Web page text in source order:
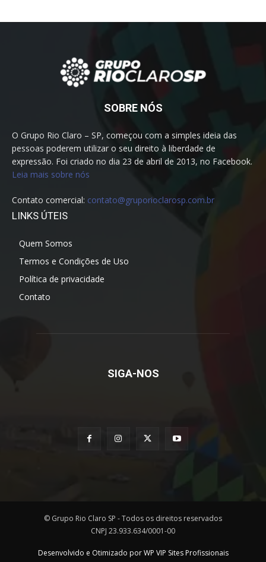
SOBRE NÓS
O Grupo Rio Claro – SP, começou com a simples ideia das
pessoas poderem utilizar o seu direito à liberdade de
expressão. Foi criado no dia 23 de abril de 2013, no Facebook.
Leia mais sobre nós
Contato comercial: contato@gruporioclarosp.com.br
LINKS ÚTEIS
Quem Somos
Termos e Condições de Uso
Política de privacidade
Contato
SIGA-NOS
© Grupo Rio Claro SP - Todos os direitos reservados
CNPJ 23.933.634/0001-00
Desenvolvido e Otimizado por WP VIP Sites Profissionais